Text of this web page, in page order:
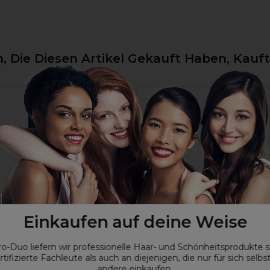
Einkaufen auf deine Weise
Duo liefern wir professionelle Haar- und Schönheitsprodukte
Fachleute als auch an diejenigen, die nur für sich
Die Diesen Artikel Gekauft Haben,
Permanente Haarfarbe
Fumé-Perl 60ml
Farbentwickler 9%-30Vol 1L